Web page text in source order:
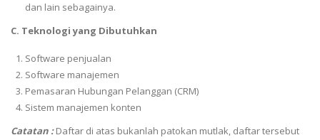
dan lain sebagainya.
C. Teknologi yang Dibutuhkan
Software penjualan
Software manajemen
Pemasaran Hubungan Pelanggan (CRM)
Sistem manajemen konten
Catatan :Daftar di atas bukanlah patokan mutlak, daftar tersebut